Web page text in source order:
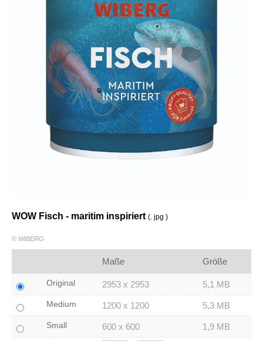
WOW Fisch - maritim inspiriert (. jpg )
© WIBERG
Maße Größe
Original 2953 x 2953 5,1 MB
Medium 1200 x 1200 5,3 MB
Small 600 x 600 1,9 MB